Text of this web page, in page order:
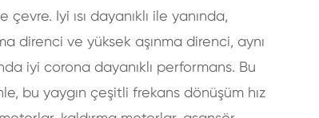
çevre. Iyi ısı dayanıklı ile yanında,
direnci ve yüksek aşınma direnci, aynı
iyi corona dayanıklı performans. Bu
bu yaygın çeşitli frekans dönüşüm hız